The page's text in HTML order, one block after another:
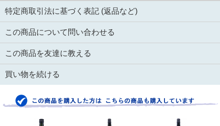
特定商取引法に基づく表記 (返品など)
この商品について問い合わせる
この商品を友達に教える
買い物を続ける